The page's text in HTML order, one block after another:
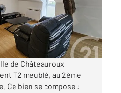
à louer
de Châteauroux
T2 meublé, au 2ème
Ce bien se compose :